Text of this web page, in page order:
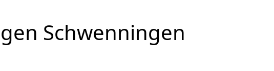
Schwenningen